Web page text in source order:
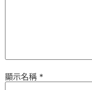
顯示名稱 *